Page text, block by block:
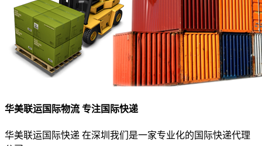
华美联运国际物流 专注国际快递
华美联运国际快递 在深圳我们是一家专业化的国际快递代理